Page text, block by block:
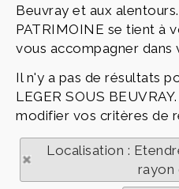
Beuvray et aux
PATRIMOINE se tient à
vous accompagner
Il n'y a pas de résultats
LEGER SOUS
modifier vos critères de
Localisation :
rayon